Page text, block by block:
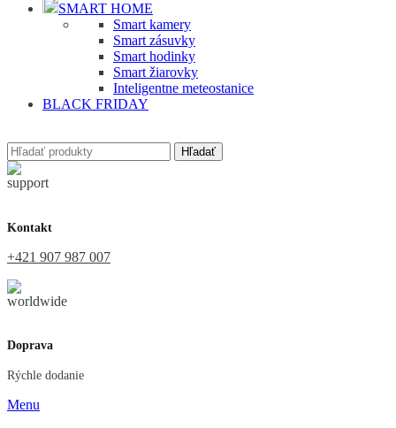
SMART HOME
Smart kamery
Smart zásuvky
Smart hodinky
Smart žiarovky
Inteligentne meteostanice
BLACK FRIDAY
Hľadať
Kontakt
+421 907 987 007
Doprava
Rýchle dodanie
Menu